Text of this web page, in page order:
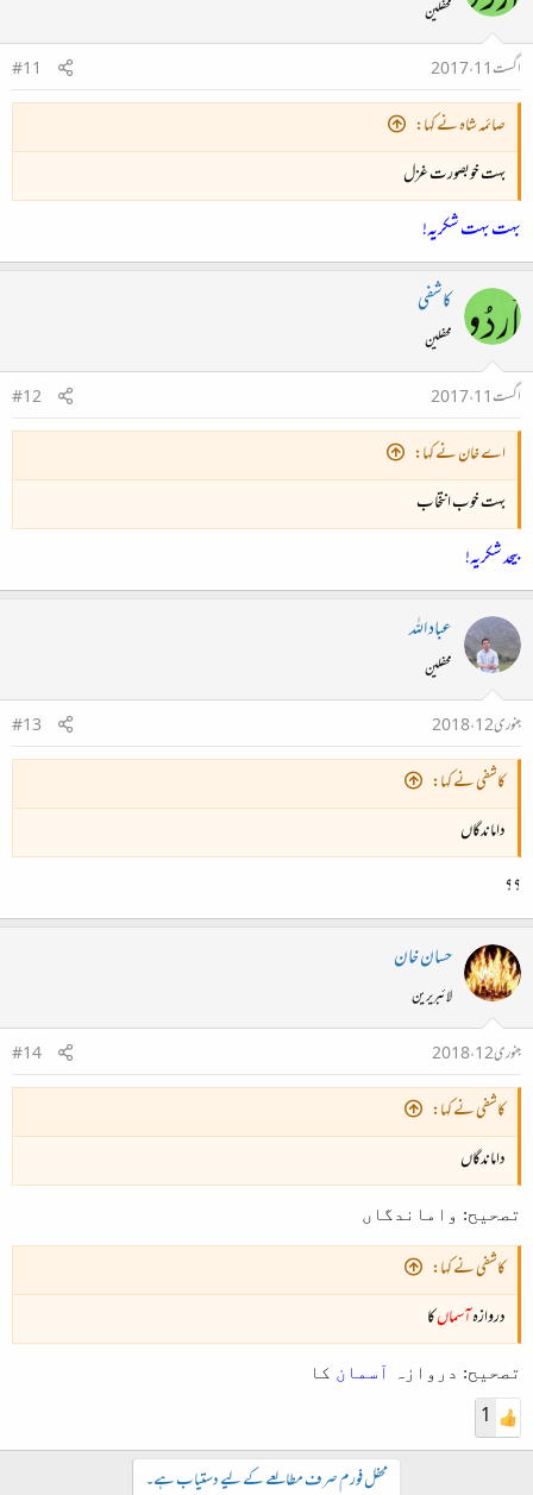
محفلین
اگست 11، 2017
#11
صائمہ شاہ نے کہا:
بہت خوبصورت غزل
بہت بہت شکریہ!
کاشفی
محفلین
اگست 11، 2017
#12
اے خان نے کہا:
بہت خوب انتخاب
بیحد شکریہ!
عباد اللہ
محفلین
جنوری 12، 2018
#13
کاشفی نے کہا:
داماندگاں
؟؟
حسان خان
لائبریرین
جنوری 12، 2018
#14
کاشفی نے کہا:
داماندگاں
تصحیح: واماندگا‌ں
کاشفی نے کہا:
دروازہآسماںکا
تصحیح: دروازہ آسمان کا
1
محفل فورم صرف مطالعے کے لیے دستیاب ہے۔